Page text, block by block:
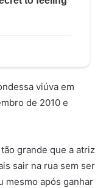
viúva em
de 2010 e
grande que a atriz
sair na rua sem ser
mesmo após ganhar